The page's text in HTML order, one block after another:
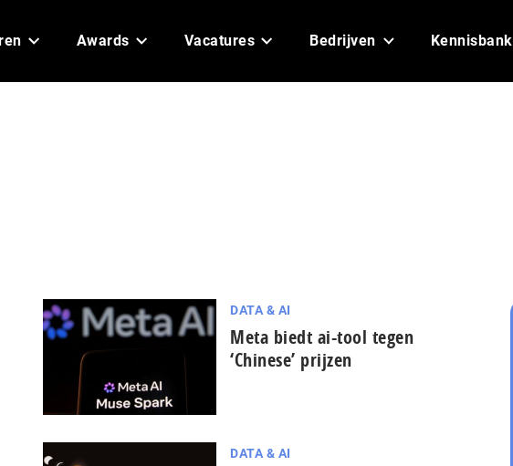
Awards Vacatures Bedrijven Kennisbank
DATA & AI
Meta biedt ai-tool tegen
‘Chinese’ prijzen
DATA & AI